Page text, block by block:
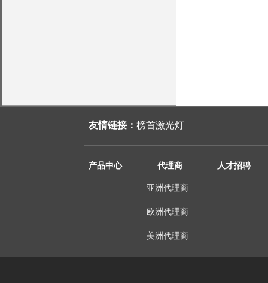
产品中心 代理商 人才招聘
亚洲代理商
欧洲代理商
美洲代理商
友情链接： 榜首激光灯